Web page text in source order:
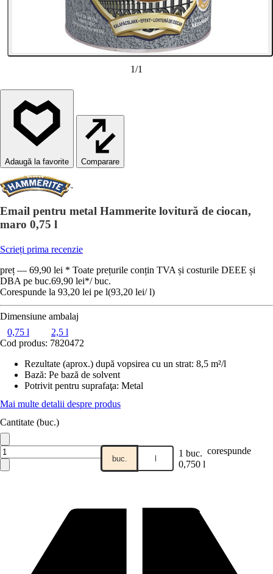
1/1
Comparare
Email pentru metal Hammerite lovitură de ciocan,
maro 0,75 l
Scrieți prima recenzie
preț — 69,90 lei * Toate prețurile conțin TVA și costurile DEEE și
DBA pe buc.69,90 lei*/ buc.
Corespunde la 93,20 lei pe l(93,20 lei/ l)
Dimensiune ambalaj
0,75 l
2,5 l
Cod produs: 7820472
Rezultate (aprox.) după vopsirea cu un strat: 8,5 m²/l
Bază: Pe bază de solvent
Potrivit pentru suprafaţa: Metal
Mai multe detalii despre produs
Cantitate (buc.)
buc. l 1 buc. corespunde
0,750 l